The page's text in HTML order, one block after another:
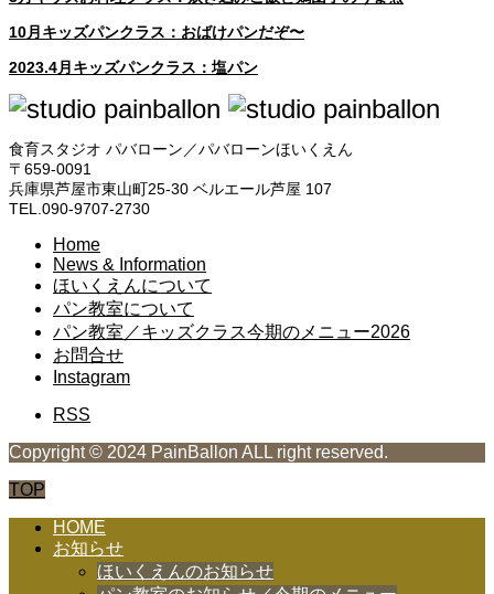
10月キッズパンクラス：おばけパンだぞ〜
2023.4月キッズパンクラス：塩パン
食育スタジオ パバローン／パバローンほいくえん
〒659-0091
兵庫県芦屋市東山町25-30 ベルエール芦屋 107
TEL.090-9707-2730
Home
News & Information
ほいくえんについて
パン教室について
パン教室／キッズクラス今期のメニュー2026
お問合せ
Instagram
RSS
Copyright © 2024 PainBallon ALL right reserved.
TOP
HOME
お知らせ
ほいくえんのお知らせ